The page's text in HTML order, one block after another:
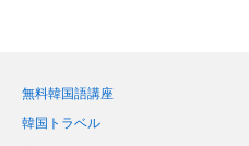
無料韓国語講座
韓国トラベル